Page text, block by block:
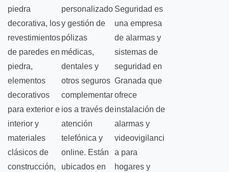
piedra
decorativa, los
revestimientos
de paredes en
piedra,
elementos
decorativos
para exterior e
interior y
materiales
clásicos de
construcción,
personalizado
y gestión de
pólizas
médicas,
dentales y
otros seguros
complementar
ios a través de
atención
telefónica y
online. Están
ubicados en
Seguridad es
una empresa
de alarmas y
sistemas de
seguridad en
Granada que
ofrece
instalación de
alarmas y
videovigilanci
a para
hogares y